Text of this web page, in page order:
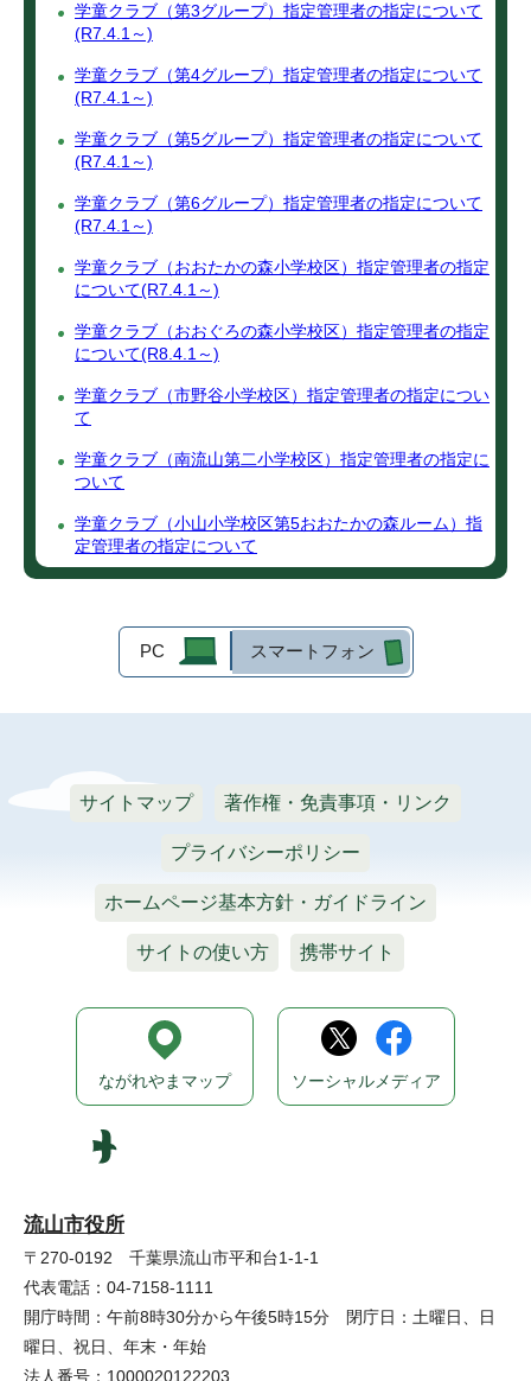
学童クラブ（第3グループ）指定管理者の指定について
(R7.4.1～)
学童クラブ（第4グループ）指定管理者の指定について
(R7.4.1～)
学童クラブ（第5グループ）指定管理者の指定について
(R7.4.1～)
学童クラブ（第6グループ）指定管理者の指定について
(R7.4.1～)
学童クラブ（おおたかの森小学校区）指定管理者の指定
について(R7.4.1～)
学童クラブ（おおぐろの森小学校区）指定管理者の指定
について(R8.4.1～)
学童クラブ（市野谷小学校区）指定管理者の指定につい
て
学童クラブ（南流山第二小学校区）指定管理者の指定に
ついて
学童クラブ（小山小学校区第5おおたかの森ルーム）指
定管理者の指定について
PC スマートフォン
サイトマップ 著作権・免責事項・リンク
プライバシーポリシー
ホームページ基本方針・ガイドライン
サイトの使い方 携帯サイト
流山市役所
〒270-0192 千葉県流山市平和台1-1-1
代表電話：04-7158-1111
開庁時間：午前8時30分から午後5時15分 閉庁日：土曜日、日
曜日、祝日、年末・年始
法人番号：1000020122203
ながれやまマップ ソーシャルメディア